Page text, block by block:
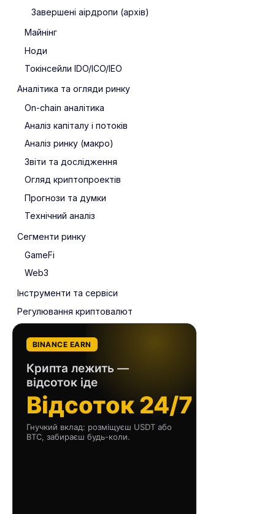
Завершені аірдропи (архів)
Майнінг
Ноди
Токінсейли IDO/ICO/IEO
Аналітика та огляди ринку
On-chain аналітика
Аналіз капіталу і потоків
Аналіз ринку (макро)
Звіти та дослідження
Огляд криптопроектів
Прогнози та думки
Технічний аналіз
Сегменти ринку
GameFi
Web3
Інструменти та сервіси
Регулювання криптовалют
BINANCE EARN
Крипта лежить —
відсоток іде
Відсоток 24/7
Гнучкий вклад: розміщуєш USDT або
BTC, забираєш будь-коли.